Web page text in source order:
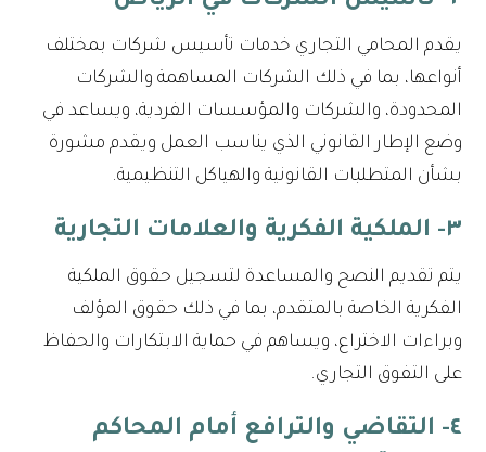
يقدم المحامي التجاري خدمات تأسيس شركات بمختلف
أنواعها، بما في ذلك الشركات المساهمة والشركات
المحدودة، والشركات والمؤسسات الفردية، ويساعد في
وضع الإطار القانوني الذي يناسب العمل ويقدم مشورة
بشأن المتطلبات القانونية والهياكل التنظيمية.
٣- الملكية الفكرية والعلامات التجارية
يتم تقديم النصح والمساعدة لتسجيل حقوق الملكية
الفكرية الخاصة بالمتقدم، بما في ذلك حقوق المؤلف
وبراءات الاختراع، ويساهم في حماية الابتكارات والحفاظ
على التفوق التجاري.
٤- التقاضي والترافع أمام المحاكم